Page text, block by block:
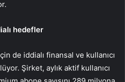
hedefler
de iddialı finansal ve kullanıcı
Şirket, aylık aktif kullanıcı